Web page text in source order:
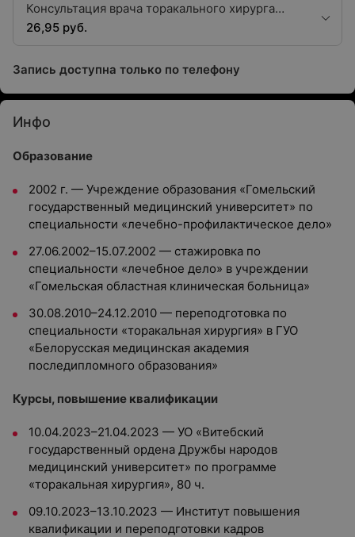
Консультация врача торакального хирурга
высшей квалификационной категории
26,95 руб.
Запись доступна только по телефону
Инфо
Образование
2002 г. — Учреждение образования «Гомельский
государственный медицинский университет» по
специальности «лечебно-профилактическое дело»
27.06.2002–15.07.2002 — стажировка по
специальности «лечебное дело» в учреждении
«Гомельская областная клиническая больница»
30.08.2010–24.12.2010 — переподготовка по
специальности «торакальная хирургия» в ГУО
«Белорусская медицинская академия
последипломного образования»
Курсы, повышение квалификации
10.04.2023–21.04.2023 — УО «Витебский
государственный ордена Дружбы народов
медицинский университет» по программе
«торакальная хирургия», 80 ч.
09.10.2023–13.10.2023 — Институт повышения
квалификации и переподготовки кадров